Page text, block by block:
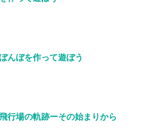
んぼを作って遊ぼう
行場の軌跡ーその始まりから